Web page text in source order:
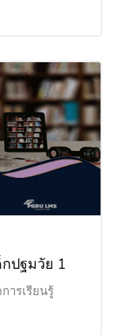
ปฐมวัย 1
ารเรียนรู้